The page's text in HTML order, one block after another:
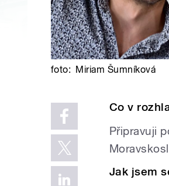
foto: Miriam Šumníková
Co v
Připravuji
Jak jsem